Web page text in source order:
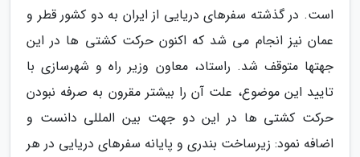
است. در گذشته سفرهای دریایی از ایران به دو کشور قطر و
عمان نیز انجام می شد که اکنون حرکت کشتی ها در این
جهتها متوقف شد. راستاد، معاون وزیر راه و شهرسازی با
تایید این موضوع، علت آن را بیشتر مقرون به صرفه نبودن
حرکت کشتی ها در این دو جهت بین المللی دانست و
اضافه نمود: زیرساخت بندری و پایانه سفرهای دریایی در هر